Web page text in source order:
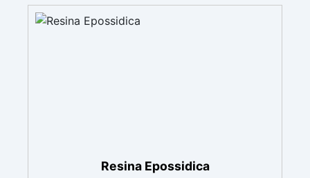
Resina Epossidica